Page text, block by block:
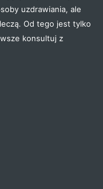
uzdrawiania, ale
Od tego jest tylko
konsultuj z